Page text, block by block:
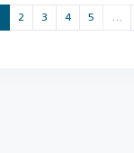
2 3 4 5